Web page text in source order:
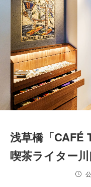
浅草橋「CAFÉ
喫茶ライター川